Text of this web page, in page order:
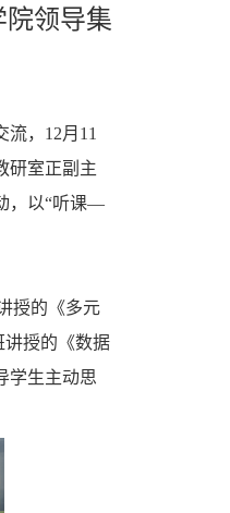
领导集
，12月11
研室正副主
，以“听课—
授的《多元
讲授的《数据
学生主动思